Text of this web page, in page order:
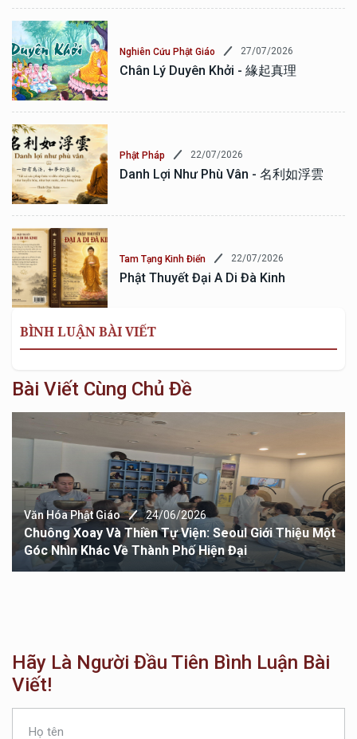
Nghiên Cứu Phật Giáo 27/07/2026
Chân Lý Duyên Khởi - 緣起真理
Phật Pháp 22/07/2026
Danh Lợi Như Phù Vân - 名利如浮雲
Tam Tạng Kinh Điển 22/07/2026
Phật Thuyết Đại A Di Đà Kinh
BÌNH LUẬN BÀI VIẾT
Bài Viết Cùng Chủ Đề
Văn Hóa Phật Giáo 24/06/2026
Chuông Xoay Và Thiền Tự Viện: Seoul Giới Thiệu Một
Góc Nhìn Khác Về Thành Phố Hiện Đại
Hãy Là Người Đầu Tiên Bình Luận Bài
Viết!